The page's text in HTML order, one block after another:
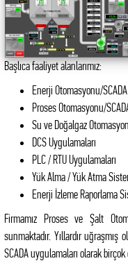
Başlıca faaliyet alanlarımız:
Enerji Otomasyonu/
Proses Otomasyonu/
Su ve Doğalgaz
DCS Uygulamaları
PLC / RTU Uygulamaları
Yük Alma / Yük Atma
Enerji İzleme Raporlama
Firmamız Proses ve Şalt
sunmaktadır. Yıllardır
SCADA uygulamaları olarak